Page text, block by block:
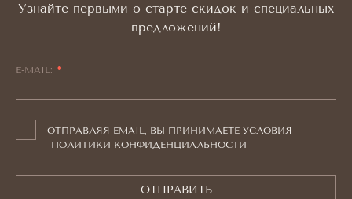
Узнайте первыми о старте скидок и специальных
предложений!
E-MAIL:
ОТПРАВЛЯЯ EMAIL, ВЫ ПРИНИМАЕТЕ УСЛОВИЯ
ПОЛИТИКИ КОНФИДЕНЦИАЛЬНОСТИ
ОТПРАВИТЬ